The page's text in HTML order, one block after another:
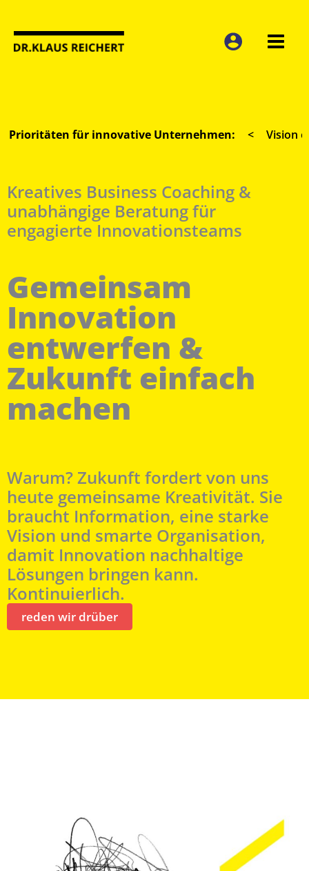
Inhalt
springen
Prioritäten für innovative Unternehmen: < Vision
Kreatives Business Coaching &
unabhängige Beratung für
engagierte Innovationsteams
Gemeinsam
Innovation
entwerfen &
Zukunft einfach
machen
Warum? Zukunft fordert von uns
heute gemeinsame Kreativität. Sie
braucht Information, eine starke
Vision und smarte Organisation,
damit Innovation nachhaltige
Lösungen bringen kann.
Kontinuierlich.
reden wir drüber